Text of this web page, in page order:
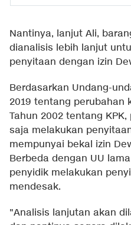
Nantinya, lanjut Ali,
dianalisis lebih lanjut
penyitaan dengan izin
Berdasarkan Undang-
2019 tentang perubahan
Tahun 2002 tentang
saja melakukan
mempunyai bekal izin
Berbeda dengan UU
penyidik melakukan
mendesak.
"Analisis lanjutan akan